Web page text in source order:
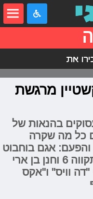
את
מרגשת
בהנאות של
כל מה שקרה
אגם בוחבוט
משתפת פעולה ומרגשת, התקווה 6 וחנן בן ארי
וויס" ו"אקס